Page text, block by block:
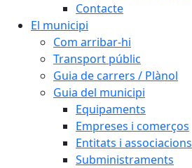
Contacte
El municipi
Com arribar-hi
Transport públic
Guia de carrers / Plànol
Guia del municipi
Equipaments
Empreses i comerços
Entitats i associacions
Subministraments